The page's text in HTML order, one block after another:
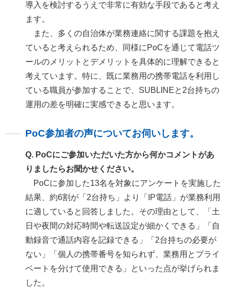
導入を検討するうえで非常に有効な手段であると考え
ます。
また、多くの自治体が業務連絡に関する課題を抱え
ていると考えられるため、同様にPoCを通じて電話ツ
ールのメリットとデメリットを具体的に理解できると
考えています。特に、既に業務用の携帯電話を利用し
ている職員が参加することで、SUBLINEと2台持ちの
運用の差を明確に実感できると思います。
PoC参加者の声についてお伺いします。
Q. PoCにご参加いただいた方から何かコメントがあ
りましたらお聞かせください。
PoCに参加した13名を対象にアンケートを実施した
結果、約6割が「2台持ち」より「IP電話」が業務利用
に適していると回答しました。その理由として、「土
日や夜間の対応時間や転送設定が細かくできる」「自
動録音で通話内容を記録できる」「2台持ちの必要が
ない」「個人の携帯番号を知られず、業務用とプライ
ベートを分けて使用できる」といった点が挙げられま
した。